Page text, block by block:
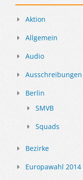
Aktion
Allgemein
Audio
Ausschreibungen
Berlin
SMVB
Squads
Bezirke
Europawahl 2014